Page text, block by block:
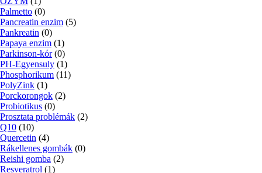
Palmetto (0)
Pancreatin enzim (5)
Pankreatin (0)
Papaya enzim (1)
Parkinson-kór (0)
PH-Egyensuly (1)
Phosphorikum (11)
PolyZink (1)
Porckorongok (2)
Probiotikus (0)
Prosztata problémák (2)
Q10 (10)
Quercetin (4)
Rákellenes gombák (0)
Reishi gomba (2)
Resveratrol (1)